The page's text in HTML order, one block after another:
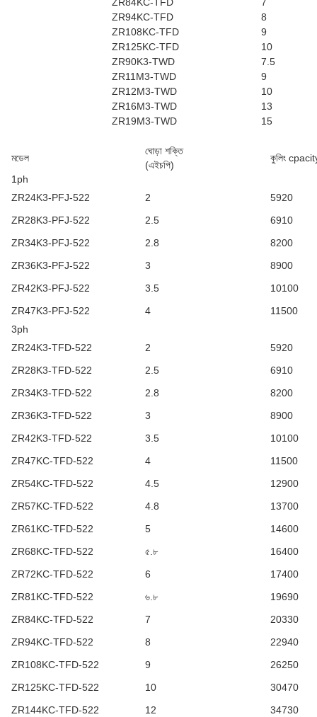
ZR94KC-TFD
8
ZR108KC-TFD
9
ZR125KC-TFD
10
ZR90K3-TWD
7.5
ZR11M3-TWD
9
ZR12M3-TWD
10
ZR16M3-TWD
13
ZR19M3-TWD
15
মডেল
ঘোড়া শক্তি
(এইচপি)
কুলিং
1ph
ZR24K3-PFJ-522
2
5920
ZR28K3-PFJ-522
2.5
6910
ZR34K3-PFJ-522
2.8
8200
ZR36K3-PFJ-522
3
8900
ZR42K3-PFJ-522
3.5
10100
ZR47K3-PFJ-522
4
11500
3ph
ZR24K3-TFD-522
2
5920
ZR28K3-TFD-522
2.5
6910
ZR34K3-TFD-522
2.8
8200
ZR36K3-TFD-522
3
8900
ZR42K3-TFD-522
3.5
10100
ZR47KC-TFD-522
4
11500
ZR54KC-TFD-522
4.5
12900
ZR57KC-TFD-522
4.8
13700
ZR61KC-TFD-522
5
14600
ZR68KC-TFD-522
৫.৮
16400
ZR72KC-TFD-522
6
17400
ZR81KC-TFD-522
৬.৮
19690
ZR84KC-TFD-522
7
20330
ZR94KC-TFD-522
8
22940
ZR108KC-TFD-522
9
26250
ZR125KC-TFD-522
10
30470
ZR144KC-TFD-522
12
34730